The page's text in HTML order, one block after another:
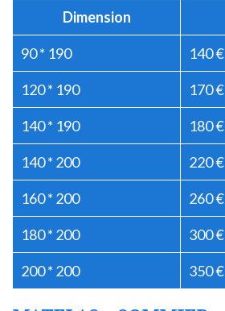
Dimension
90 * 190 140 €
120 * 190 170 €
140 * 190 180 €
140 * 200 220 €
160 * 200 260 €
180 * 200 300 €
200 * 200 350 €